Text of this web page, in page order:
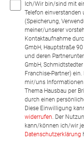
Ich/Wir bin/sind mit
Telefon
(Speicherung,
meiner/unserer
Kontaktaufnahme
GmbH, Hauptstraße
und deren
GmbH,
Franchise-Partner)
mir/uns
Thema Hausbau per
durch einen
Diese Einwilligung
widerrufen. Der
kann/können ich/wir
Datenschutzerklärung